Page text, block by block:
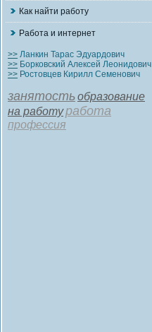
Как найти работу
Работа и интернет
>> Ланкин Тарас Эдуардович
>> Борковский Алексей Леонидович
>> Ростовцев Кирилл Семенович
занятостьобразование
на работуработа
профессия